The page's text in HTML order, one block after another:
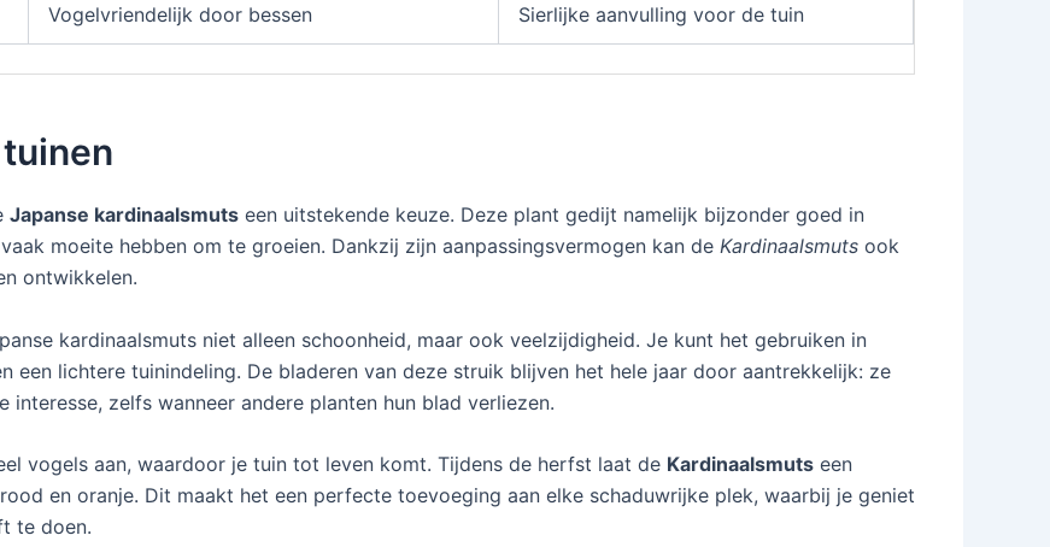
Vogelvriendelijk door bessen Sierlijke aanvulling voor de tuin
Japanse kardinaalsmuts een uitstekende keuze. Deze plant gedijt namelijk bijzonder goed in
moeite hebben om te groeien. Dankzij zijn aanpassingsvermogen kan de Kardinaalsmuts ook
ontwikkelen.
kardinaalsmuts niet alleen schoonheid, maar ook veelzijdigheid. Je kunt het gebruiken in
een lichtere tuinindeling. De bladeren van deze struik blijven het hele jaar door aantrekkelijk: ze
zelfs wanneer andere planten hun blad verliezen.
vogels aan, waardoor je tuin tot leven komt. Tijdens de herfst laat de Kardinaalsmuts een
en oranje. Dit maakt het een perfecte toevoeging aan elke schaduwrijke plek, waarbij je geniet
te doen.